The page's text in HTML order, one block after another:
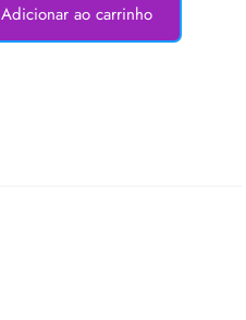
Adicionar ao carrinho